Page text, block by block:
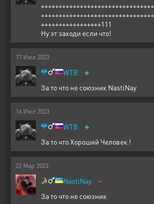
+++++++++++++++++111
Ну эт заходи если что!
17 Июл 2023
WTB +
За то что не союзник NastiNay
16 Июл 2023
WTB +
За то что Хороший Человек !
22 Мар 2023
NastiNay -
За то что не союзник